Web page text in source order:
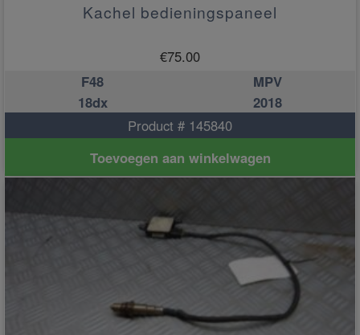
Kachel bedieningspaneel
€75.00
F48
MPV
18dx
2018
Product # 145840
Toevoegen aan winkelwagen